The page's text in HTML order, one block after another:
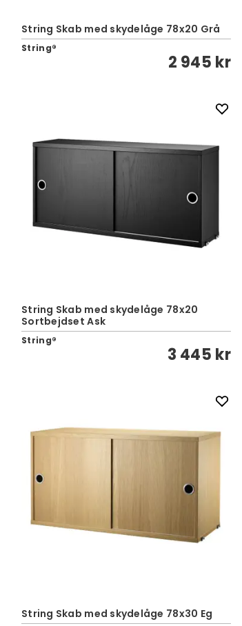
String Skab med skydelåge 78x20 Grå
String®
2 945 kr
String Skab med skydelåge 78x20
Sortbejdset Ask
String®
3 445 kr
String Skab med skydelåge 78x30 Eg